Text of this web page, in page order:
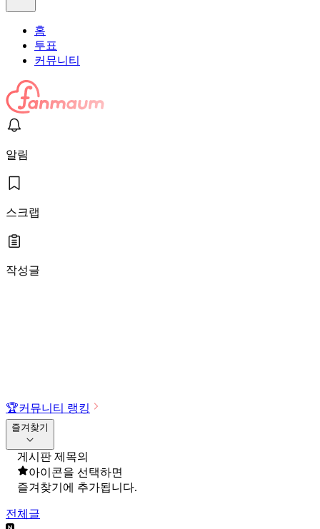
홈
투표
커뮤니티
알림
스크랩
작성글
🏆커뮤니티 랭킹
즐겨찾기
게시판 제목의
아이콘을 선택하면
즐겨찾기에 추가됩니다.
전체글